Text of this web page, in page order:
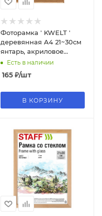
Фоторамка ' KWELT '
деревянная А4 21~30см
янтарь, акриловое
стекло, ширина багета -
17мм, КР-000072
Есть в наличии
165 ₽/шт
В КОРЗИНУ